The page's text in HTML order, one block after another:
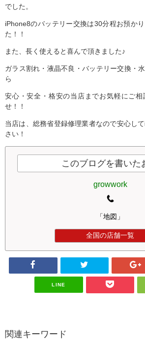
でした。
iPhone8のバッテリー交換は30分程お預か
た！！
また、長く使えると喜んで頂きました♪
ガラス割れ・液晶不良・バッテリー交換・
ら
安心・安全・格安の当店までお気軽にご相
せ！！
当店は、総務省登録修理業者なので安心し
さい！
このブログを書いた
growwork
「地図」
全国の店舗一覧
LINE
関連キーワード